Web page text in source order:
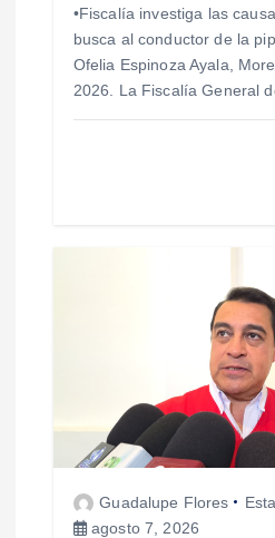
s
•Fiscalía investiga las
busca al conductor de la
Ofelia Espinoza Ayala,
2026. La Fiscalía General
Guadalupe Flores
agosto 7, 2026